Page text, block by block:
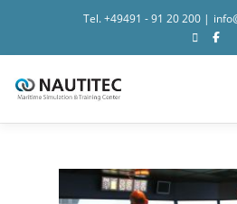
Tel.+49491 - 91 20 200 |
Search for: